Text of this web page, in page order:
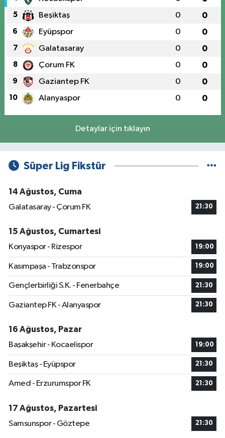
5 Beşiktaş 0 0
6 Eyüpspor 0 0
7 Galatasaray 0 0
8 Çorum FK 0 0
9 Gaziantep FK 0 0
10 Alanyaspor 0 0
Detaylar için tıklayın
Süper Lig Fikstür
14 Ağustos, Cuma
Galatasaray - Çorum FK
21:30
15 Ağustos, Cumartesi
Konyaspor - Rizespor
19:00
Kasımpaşa - Trabzonspor 19:00
Gençlerbirliği S.K. - Fenerbahçe 21:30
Gaziantep FK - Alanyaspor 21:30
16 Ağustos, Pazar
Başakşehir - Kocaelispor
19:00
Beşiktaş - Eyüpspor 21:30
Amed - Erzurumspor FK 21:30
17 Ağustos, Pazartesi
Samsunspor - Göztepe
21:30